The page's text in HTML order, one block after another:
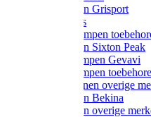
Werklaarzen Grisport
Accessoires
Houten klompen
Werklaarzen Sixton Peak
Schoenklompen Gevavi
Schoenklompen
Werkschoenen overige
Werklaarzen Bekina
Werklaarzen overige